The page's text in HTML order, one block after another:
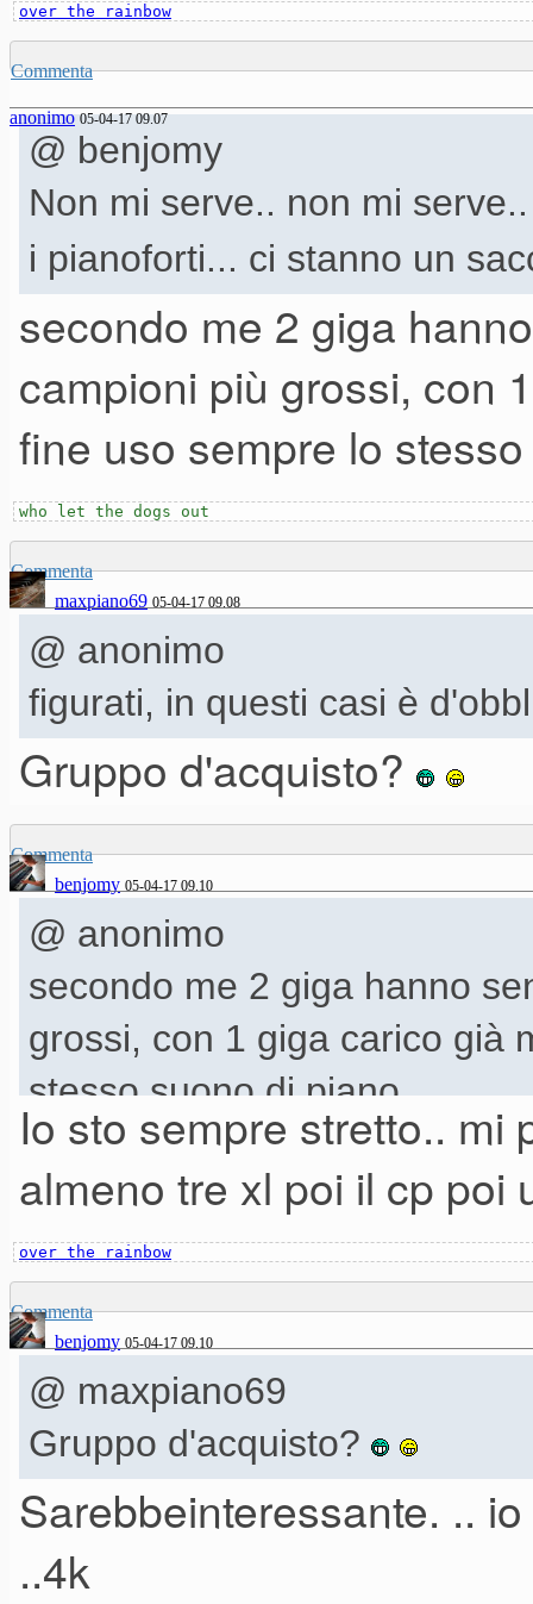
over the rainbow
Commenta
anonimo 05-04-17 09.07
@ benjomy
Non mi serve.. non mi
i pianoforti... ci stanno un
secondo me 2 giga
campioni più grossi, con
fine uso sempre lo
who let the dogs out
Commenta
maxpiano69 05-04-17 09.08
@ anonimo
figurati, in questi casi è
Gruppo d'acquisto?
Commenta
benjomy 05-04-17 09.10
@ anonimo
secondo me 2 giga hanno
grossi, con 1 giga carico già
stesso suono di piano
Io sto sempre stretto.. mi
almeno tre xl poi il cp poi
over the rainbow
Commenta
benjomy 05-04-17 09.10
@ maxpiano69
Gruppo d'acquisto?
Sarebbeinteressante. ..
..4k